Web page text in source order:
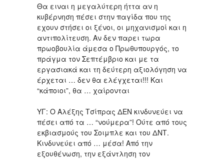
Θα ειναι η μεγαλύτερη ήττα αν η
κυβέρνηση πέσει στην παγίδα που της
εχουν στήσει οι ξένοι, οι μηχανισμοί και η
αντιπολίτευση. Αν δεν παρει τωρα
πρωοβουλία άμεσα ο Πρωθυπουργός, το
πράγμα τον Σεπτέμβριο και με τα
εργασιακά και τη δεύτερη αξιολόγηση να
έρχεται … δεν θα ελέγχεται!!! Και
“κάποιοι”, θα … χαίρονται
ΥΓ: Ο Αλέξης Τσίπρας ΔΕΝ κινδυνεύει να
πέσει από τα … “νούμερα”! Ούτε από τους
εκβιασμούς του Σοιμπλε και του ΔΝΤ.
Κινδυνεύει από … μέσα! Από την
εξουθένωση, την εξάντληση τον